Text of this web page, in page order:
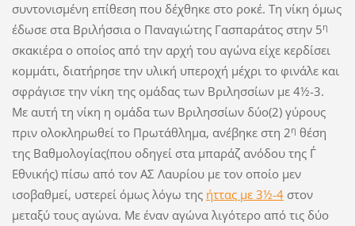
συντονισμένη επίθεση που δέχθηκε στο ροκέ. Τη νίκη όμως
έδωσε στα Βριλήσσια ο Παναγιώτης Γασπαράτος στην 5η
σκακιέρα ο οποίος από την αρχή του αγώνα είχε κερδίσει
κομμάτι, διατήρησε την υλική υπεροχή μέχρι το φινάλε και
σφράγισε την νίκη της ομάδας των Βριλησσίων με 4½-3.
Με αυτή τη νίκη η ομάδα των Βριλησσίων δύο(2) γύρους
πριν ολοκληρωθεί το Πρωτάθλημα, ανέβηκε στη 2η θέση
της Βαθμολογίας(που οδηγεί στα μπαράζ ανόδου της Γ΄
Εθνικής) πίσω από τον ΑΣ Λαυρίου με τον οποίο μεν
ισοβαθμεί, υστερεί όμως λόγω της ήττας με 3½-4στον
μεταξύ τους αγώνα. Με έναν αγώνα λιγότερο από τις δύο